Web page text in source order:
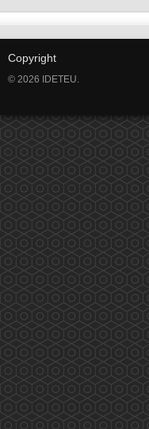
Copyright
© 2026 IDETEU.